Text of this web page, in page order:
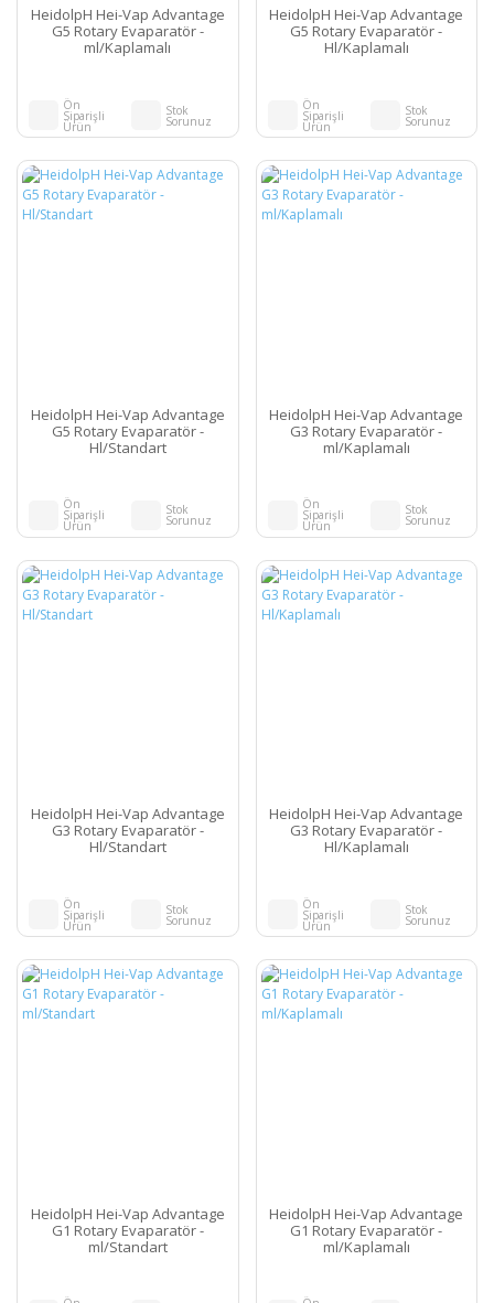
HeidolpH Hei-Vap Advantage
G5 Rotary Evaparatör -
ml/Kaplamalı
Ön
Siparişli
Ürün
Stok
Sorunuz
HeidolpH Hei-Vap Advantage
G5 Rotary Evaparatör -
Hl/Kaplamalı
Ön
Siparişli
Ürün
Stok
Sorunuz
HeidolpH Hei-Vap Advantage
G5 Rotary Evaparatör -
Hl/Standart
Ön
Siparişli
Ürün
Stok
Sorunuz
HeidolpH Hei-Vap Advantage
G3 Rotary Evaparatör -
ml/Kaplamalı
Ön
Siparişli
Ürün
Stok
Sorunuz
HeidolpH Hei-Vap Advantage
G3 Rotary Evaparatör -
Hl/Standart
Ön
Siparişli
Ürün
Stok
Sorunuz
HeidolpH Hei-Vap Advantage
G3 Rotary Evaparatör -
Hl/Kaplamalı
Ön
Siparişli
Ürün
Stok
Sorunuz
HeidolpH Hei-Vap Advantage
G1 Rotary Evaparatör -
ml/Standart
HeidolpH Hei-Vap Advantage
G1 Rotary Evaparatör -
ml/Kaplamalı